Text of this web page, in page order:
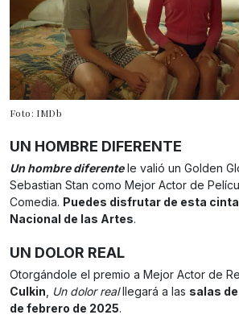
Foto: IMDb
UN HOMBRE DIFERENTE
Un hombre diferentele valió un Golden
Sebastian Stan como Mejor Actor de
Comedia. Puedes disfrutar de esta
Nacional de las Artes.
UN DOLOR REAL
Otorgándole el premio a Mejor Actor de
Culkin
Un dolor realllegará a las salas
de febrero de 2025.